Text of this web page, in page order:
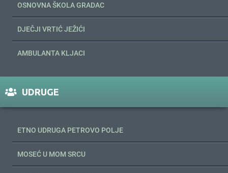
OSNOVNA ŠKOLA GRADAC
DJEČJI VRTIĆ JEŽIĆI
AMBULANTA KLJACI
UDRUGE
ETNO UDRUGA PETROVO POLJE
MOSEĆ U MOM SRCU